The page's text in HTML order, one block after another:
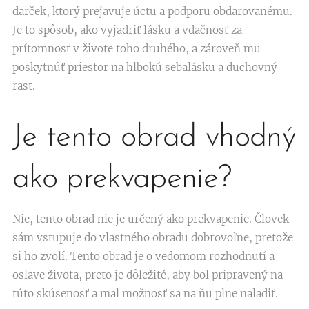
darček, ktorý prejavuje úctu a podporu obdarovanému.
Je to spôsob, ako vyjadriť lásku a vďačnosť za
prítomnosť v živote toho druhého, a zároveň mu
poskytnúť priestor na hlbokú sebalásku a duchovný
rast.
Je tento obrad vhodný
ako prekvapenie?
Nie, tento obrad nie je určený ako prekvapenie. Človek
sám vstupuje do vlastného obradu dobrovoľne, pretože
si ho zvolí. Tento obrad je o vedomom rozhodnutí a
oslave života, preto je dôležité, aby bol pripravený na
túto skúsenosť a mal možnosť sa na ňu plne naladiť.